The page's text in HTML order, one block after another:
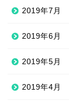
2019年7月
2019年6月
2019年5月
2019年4月